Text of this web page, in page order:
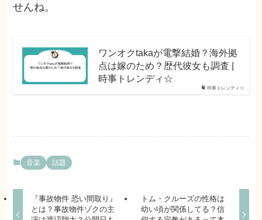
せんね。
時事トレンディ☆
ワンオクtakaが電撃結婚？海外拠
点は嫁のため？歴代彼女も調査 |
時事トレンディ☆
音楽 話題
『事故物件 恐い間取り』
とは？事故物件ゾクの主
トム・クルーズの性格は
幼い頃が関係してる？信